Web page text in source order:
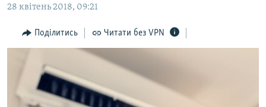
до
навігації
Перейти
ПОЛІТИКА
БЛОГИ
ІНТЕРВ'Ю
ВСЕ ЗА ДЕНЬ
28 квітень 2018, 09:21
Поділитись Читати без VPN